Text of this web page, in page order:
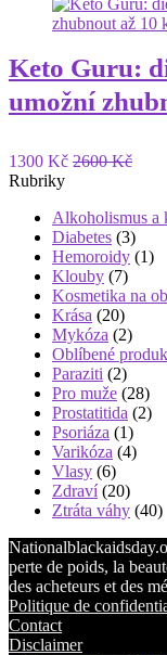
Keto Guru:
umožní
1300 Kč 2600 Kč
Rubriky
Alkoholismus a
Diabetes (3)
Hemoroidy (1)
Klouby (7)
Kosmetika na
Krása (20)
Mykóza (2)
Oblíbené
Paraziti (2)
Pro muže (28)
Prostatitida (2)
Psoriáza (1)
Varikóza (4)
Vlasy (6)
Zdraví(20)
Ztráta váhy (40)
perte de poids, la
des acheteurs et des
Politique de
Contact
Disclaimer